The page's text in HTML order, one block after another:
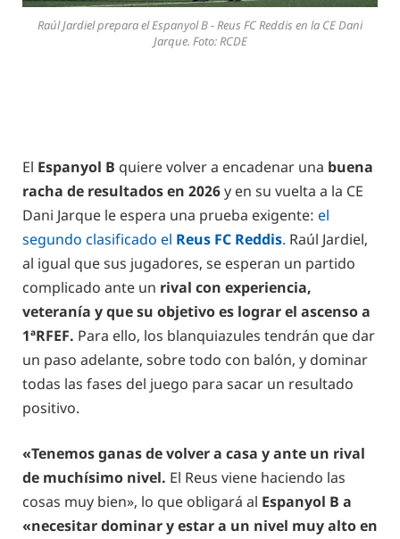
Raúl Jardiel prepara el Espanyol B - Reus FC Reddis en la CE Dani
Jarque. Foto: RCDE
El Espanyol B quiere volver a encadenar una buena
racha de resultados en 2026y en su vuelta a la CE
Dani Jarque le espera una prueba exigente: el
segundo clasificado el Reus FC Reddis. Raúl Jardiel,
al igual que sus jugadores, se esperan un partido
complicado ante un rival con experiencia,
veteranía y que su objetivo es lograr el ascenso a
1ªRFEF. Para ello, los blanquiazules tendrán que dar
un paso adelante, sobre todo con balón, y dominar
todas las fases del juego para sacar un resultado
positivo.
«Tenemos ganas de volver a casa y ante un rival
de muchísimo nivel. El Reus viene haciendo las
cosas muy bien», lo que obligará al Espanyol B a
«necesitar dominar y estar a un nivel muy alto en